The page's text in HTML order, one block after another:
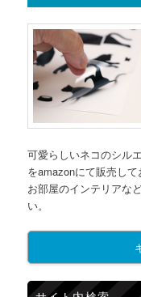
可愛らしいネコのシル
をamazonにて販売して
お部屋のインテリアな
い。